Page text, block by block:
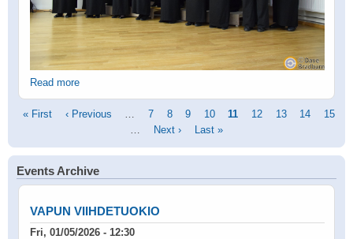
Read more
Pagination
First
« First
Previous
‹ Previous … Page
7 Page
8 Page
9 Page
10
Current
11 Page
12 Page
13 Page
14 Page
15
…
Next
page
Next ›
Last
page
Last »
Events Archive
VAPUN VIIHDETUOKIO
Fri, 01/05/2026 - 12:30